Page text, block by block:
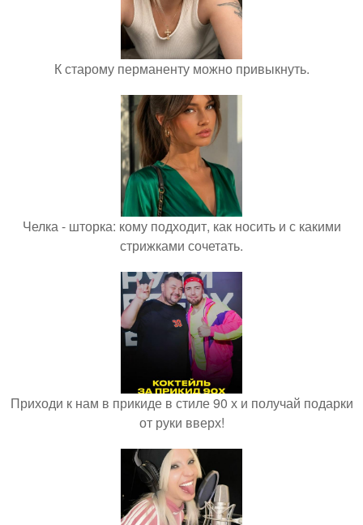
К старому перманенту можно привыкнуть.
Челка - шторка: кому подходит, как носить и с какими
стрижками сочетать.
Приходи к нам в прикиде в стиле 90 х и получай подарки
от руки вверх!